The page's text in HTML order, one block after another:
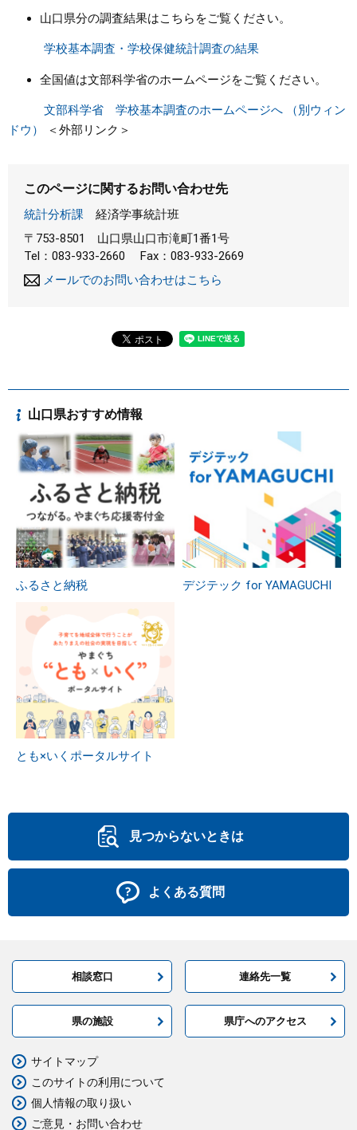
山口県分の調査結果はこちらをご覧ください。
学校基本調査・学校保健統計調査の結果
全国値は文部科学省のホームページをご覧ください。
文部科学省 学校基本調査のホームページへ （別ウィン
ドウ）
＜外部リンク＞
このページに関するお問い合わせ先
統計分析課
経済学事統計班
〒753-8501
山口県山口市滝町1番1号
Tel：083-933-2660
Fax：083-933-2669
メールでのお問い合わせはこちら
山口県おすすめ情報
ふるさと納税 デジテック for YAMAGUCHI
とも×いくポータルサイト
見つからないときは
よくある質問
相談窓口 連絡先一覧
県の施設 県庁へのアクセス
サイトマップ
このサイトの利用について
個人情報の取り扱い
ご意見・お問い合わせ